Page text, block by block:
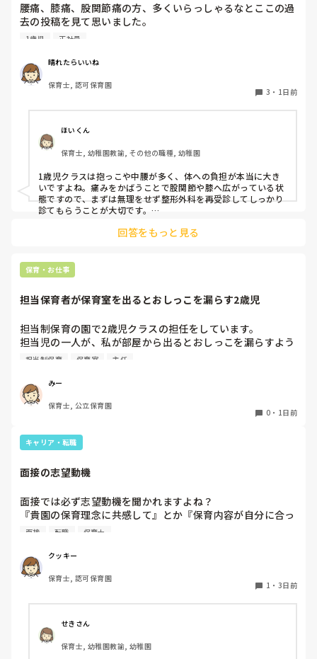
腰痛、膝痛、股関節痛の方、多くいらっしゃるなとここの過
去の投稿を見て思いました。
という私も、２週間前、初めて腰痛になりました。
右腰が痛くて、起き上がれない。
ようやく立てたら、しゃがめない。
驚きました。
通院して、コルセット、湿布、痛み止め、電気などで１週間
乗り切ったら
週末には、左が痛みだし、これも痛み止めや湿布で抑えて仕
事をしていたら、
床から支えなしに立ち上がりにくくなり、痛みが走ります。
自転車通勤ですが、それも、膝や太ももに痛みが来始めまし
た。
今は８月。
家でもやることはあります。
日常生活すら支障をきたすほどになりました。
椅子に座って作業をすれば？
と、園で言われました。
なので、子ども椅子程度の高さの踏み台に座って、試してみ
ただじっと座っていても、5分も座ればお尻に痛みがきま
す。
この高さの作業だと意外に、
なること多いことに気づきました。
その度にあちらこちらに痛みが来て
立ち上がる時には、膝や太ももが固まり痛みが……
腰痛、膝痛お持ちの方は、どの程度の痛みで働かれているの
でしょうか。
出産等で、幾度か開腹手術をしましたが、翌日には歩けまし
たし…
1歳児 正社員
晴れたらいいね
保育士, 認可保育園
3 ・ 1日前
ほいくん
保育士, 幼稚園教諭, その他の職種, 幼稚園
1歳児クラスは抱っこや中腰が多く、体への負担が本当に大き
いですよね。痛みをかばうことで股関節や膝へ広がっている状
態ですので、まずは無理をせず整形外科を再受診してしっかり
診てもらうことが大切です。
用したり、抱っこや重い作業は周囲の先生に相談して頼むよう
回答をもっと見る
保育・お仕事
担当保育者が保育室を出るとおしっこを漏らす2歳児
担当制保育の園で2歳児クラスの担任をしています。
担当児の一人が、私が部屋から出るとおしっこを漏らすよう
になりました。
4月から私への執着が強かったのですが、特に寝かしつけの
時に私がそばに行かないと繰り返し大きい声で呼んだり私が
寝かしつけしている子にちょっかいを出したり、何回もトイ
もしばしば…
パンツで寝れる子が増えてきて、寝かしつけの時にトイレに
うとするとその子も行きたがります。
ので、その子には待っててねといい外に出ていました。今日
はそれで2回漏らしています。
2回目は私は見ていないのですが、かなり微量だったそう
しているように見えると言われました。
日頃からそのことの関わりはしっかり持てるように意識はし
ていますが…
担当制保育 保育室 主任
みー
保育士, 公立保育園
0 ・ 1日前
キャリア・転職
面接の志望動機
面接では必ず志望動機を聞かれますよね？
『貴園の保育理念に共感して』とか『保育内容が自分に合っ
てると思いました』等々が多いかと思いますが、実際はどう
私自身、園の雰囲気とか園の規模、保育内容は勘案しますが
正直なところ、家から通いやすいか、給与はどうか…という
ところに重きを置いています
皆さんは、志望動機をどのように答えていますか？また、本
音はどうですか？
面接 転職 保育士
クッキー
保育士, 認可保育園
1 ・ 3日前
せきさん
保育士, 幼稚園教諭, 幼稚園